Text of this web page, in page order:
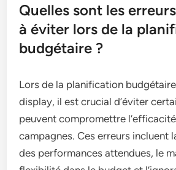
Quelles sont les
à éviter lors de la
budgétaire ?
Lors de la planification
display, il est crucial d’éviter
peuvent compromettre
campagnes. Ces erreurs incluent
des performances attendues, le